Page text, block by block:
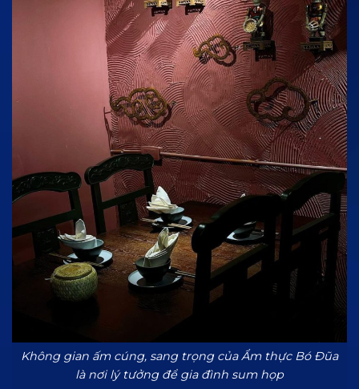
Không gian ấm cúng, sang trọng của Ẩm thực Bó Đũa
là nơi lý tưởng để gia đình sum họp